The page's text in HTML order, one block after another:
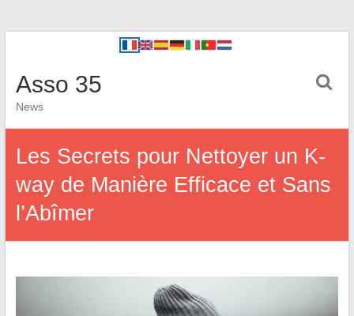
Asso 35
News
Les Secrets pour Nettoyer un K-
way de Manière Efficace et Sans
l’Abîmer